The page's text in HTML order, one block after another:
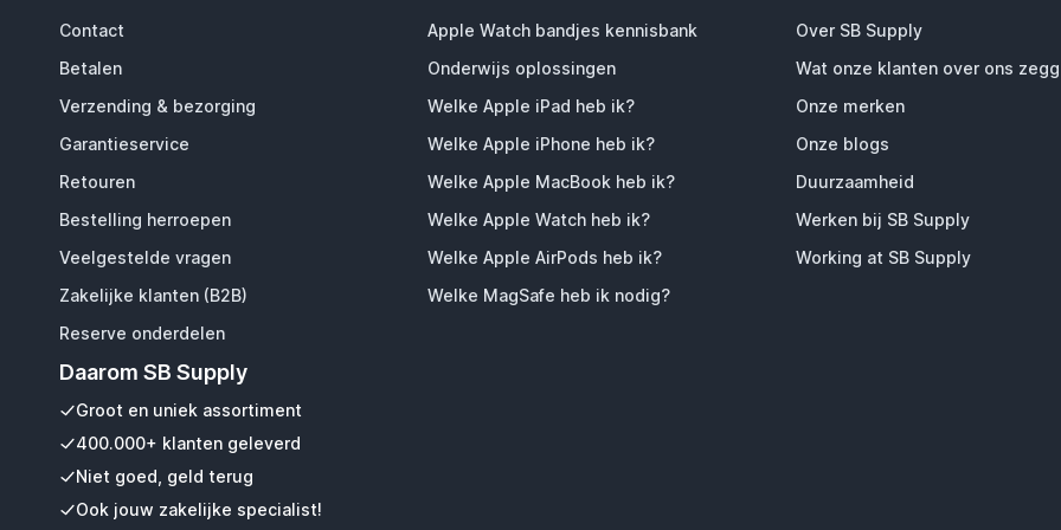
Contact
Betalen
Verzending & bezorging
Garantieservice
Retouren
Bestelling herroepen
Veelgestelde vragen
Zakelijke klanten (B2B)
Reserve onderdelen
Daarom SB Supply
Groot en uniek assortiment
400.000+ klanten geleverd
Niet goed, geld terug
Ook jouw zakelijke specialist!
Apple Watch bandjes kennisbank
Onderwijs oplossingen
Welke Apple iPad heb ik?
Welke Apple iPhone heb ik?
Welke Apple MacBook heb ik?
Welke Apple Watch heb ik?
Welke Apple AirPods heb ik?
Welke MagSafe heb ik nodig?
Over SB Supply
Wat onze klanten over ons
Onze merken
Onze blogs
Duurzaamheid
Werken bij SB Supply
Working at SB Supply